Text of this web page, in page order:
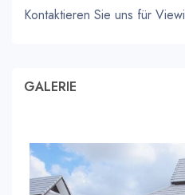
Kontaktieren Sie uns für
GALERIE